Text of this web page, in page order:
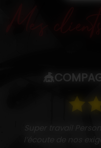
Mes
Au top